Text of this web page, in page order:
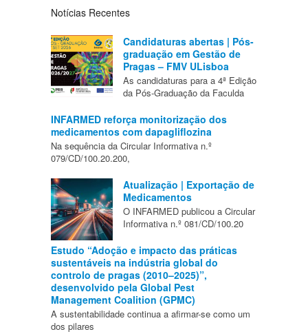
Notícias Recentes
Candidaturas abertas | Pós-
graduação em Gestão de
Pragas – FMV ULisboa
As candidaturas para a 4ª Edição
da Pós-Graduação da Faculda
INFARMED reforça monitorização dos
medicamentos com dapagliflozina
Na sequência da Circular Informativa n.º
079/CD/100.20.200,
Atualização | Exportação de
Medicamentos
O INFARMED publicou a Circular
Informativa n.º 081/CD/100.20
Estudo “Adoção e impacto das práticas
sustentáveis na indústria global do
controlo de pragas (2010–2025)”,
desenvolvido pela Global Pest
Management Coalition (GPMC)
A sustentabilidade continua a afirmar-se como um
dos pilares